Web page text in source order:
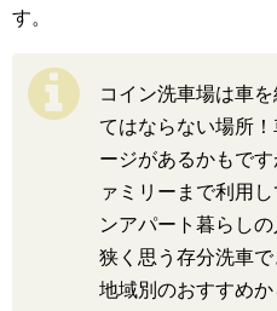
す。
コイン洗車場は車
てはならない場所
ージがあるかもで
ァミリーまで利用
ンアパート暮らし
狭く思う存分洗車
地域別のおすすめ